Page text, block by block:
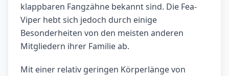
klappbaren Fangzähne bekannt sind. Die Fea-
Viper hebt sich jedoch durch einige
Besonderheiten von den meisten anderen
Mitgliedern ihrer Familie ab.
Mit einer relativ geringen Körperlänge von